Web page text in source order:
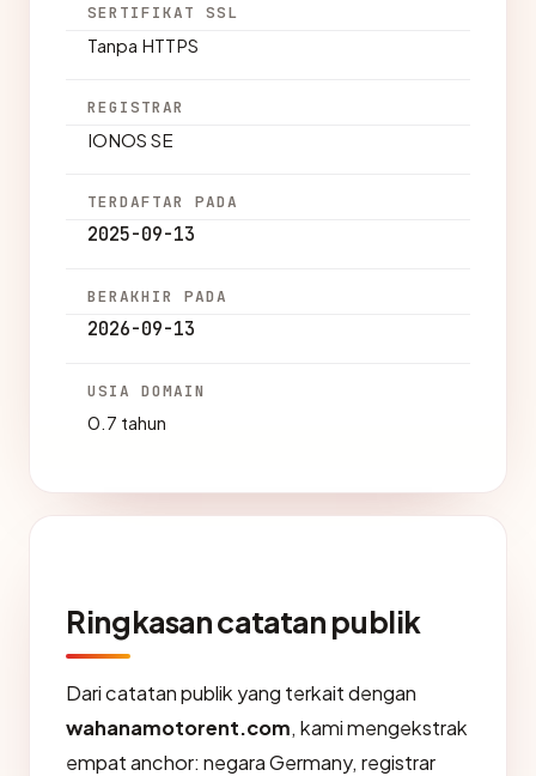
SERTIFIKAT SSL
Tanpa HTTPS
REGISTRAR
IONOS SE
TERDAFTAR PADA
2025-09-13
BERAKHIR PADA
2026-09-13
USIA DOMAIN
0.7 tahun
Ringkasan catatan publik
Dari catatan publik yang terkait dengan
wahanamotorent.com, kami mengekstrak
empat anchor: negara Germany, registrar